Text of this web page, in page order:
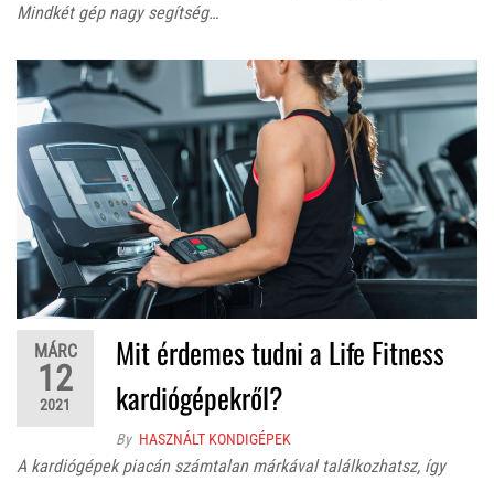
Mindkét gép nagy segítség…
MÁRC
12
2021
Mit érdemes tudni a Life Fitness
kardiógépekről?
By HASZNÁLT KONDIGÉPEK
A kardiógépek piacán számtalan márkával találkozhatsz, így